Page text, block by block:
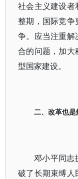
社会主义建设者
整期，国际竞
争。应当注重
合的问题，加
型国家建设。
二、改革也是
邓小平同志
破了长期束缚人